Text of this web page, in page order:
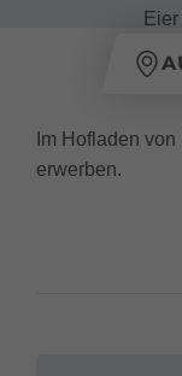
Im Hofladen
erwerben.